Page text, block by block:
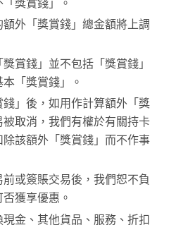
外「獎賞錢」總金額將上調
賞錢」並不包括「獎賞錢」
「獎賞錢」。
」後，如用作計算額外「獎
取消，我們有權於有關持卡
該額外「獎賞錢」而不作事
或簽賬交易後，我們恕不負
獲享優惠。
金、其他貨品、服務、折扣